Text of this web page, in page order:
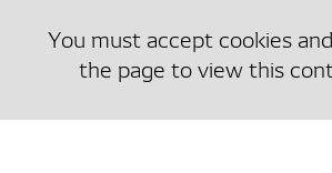
You must accept cookies
the page to view this